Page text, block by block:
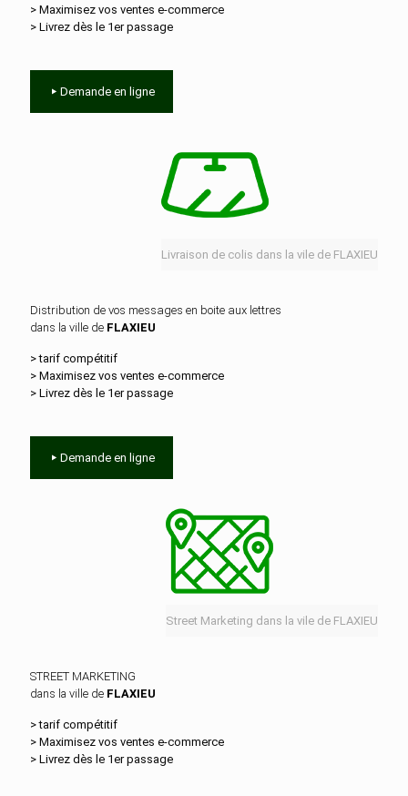
> Maximisez vos ventes e‑commerce
> Livrez dès le 1er passage
Demande en ligne
Livraison de colis dans la vile de FLAXIEU
Distribution de vos messages en boite aux lettres
dans la ville de FLAXIEU
> tarif compétitif
> Maximisez vos ventes e‑commerce
> Livrez dès le 1er passage
Demande en ligne
Street Marketing dans la vile de FLAXIEU
STREET MARKETING
dans la ville de FLAXIEU
> tarif compétitif
> Maximisez vos ventes e‑commerce
> Livrez dès le 1er passage